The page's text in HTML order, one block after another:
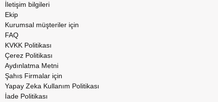
İletişim bilgileri
Ekip
Kurumsal müşteriler için
FAQ
KVKK Politikası
Çerez Politikası
Aydınlatma Metni
Şahıs Firmalar için
Yapay Zeka Kullanım Politikası
İade Politikası